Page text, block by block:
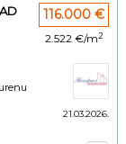
116.000 €
2.522 €/m2
21.03.2026.